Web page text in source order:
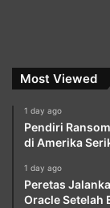
Most Viewed
1 day ago
Pendiri
di Amerika
1 day ago
Peretas
Oracle Setelah